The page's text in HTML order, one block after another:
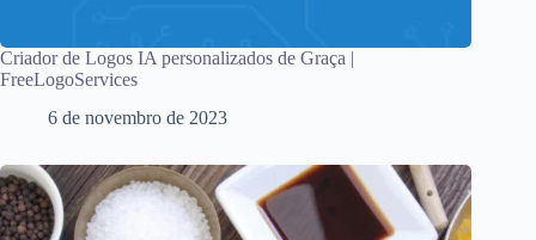
Criador de Logos IA personalizados de Graça |
FreeLogoServices
6 de novembro de 2023